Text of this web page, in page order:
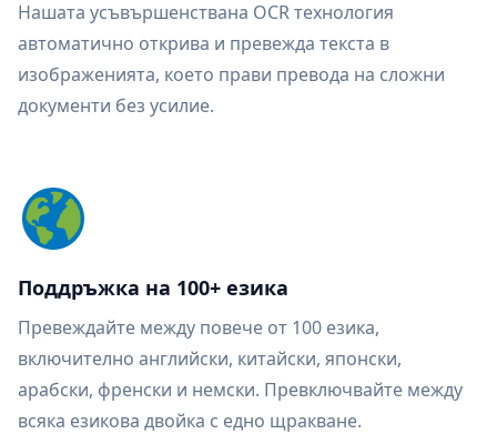
Нашата усъвършенствана OCR технология
автоматично открива и превежда текста в
изображенията, което прави превода на сложни
документи без усилие.
Поддръжка на 100+ езика
Превеждайте между повече от 100 езика,
включително английски, китайски, японски,
арабски, френски и немски. Превключвайте между
всяка езикова двойка с едно щракване.